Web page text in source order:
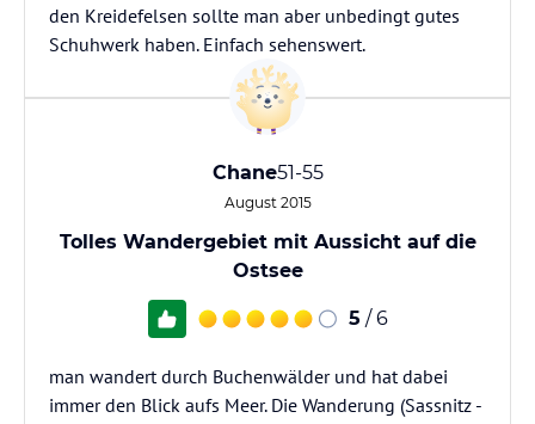
den Kreidefelsen sollte man aber unbedingt gutes
Schuhwerk haben. Einfach sehenswert.
Chane51-55
August 2015
Tolles Wandergebiet mit Aussicht auf die
Ostsee
5 / 6
man wandert durch Buchenwälder und hat dabei
immer den Blick aufs Meer. Die Wanderung (Sassnitz -